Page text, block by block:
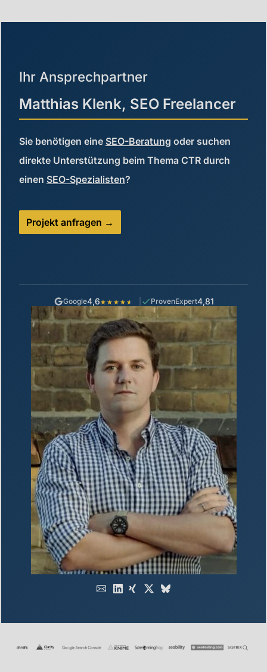
Ihr Ansprechpartner
Matthias Klenk, SEO Freelancer
Sie benötigen eine SEO-Beratung oder suchen
direkte Unterstützung beim Thema CTR durch
einen SEO-Spezialisten?
Projekt anfragen
Google4,6★★★★★ ProvenExpert4,81